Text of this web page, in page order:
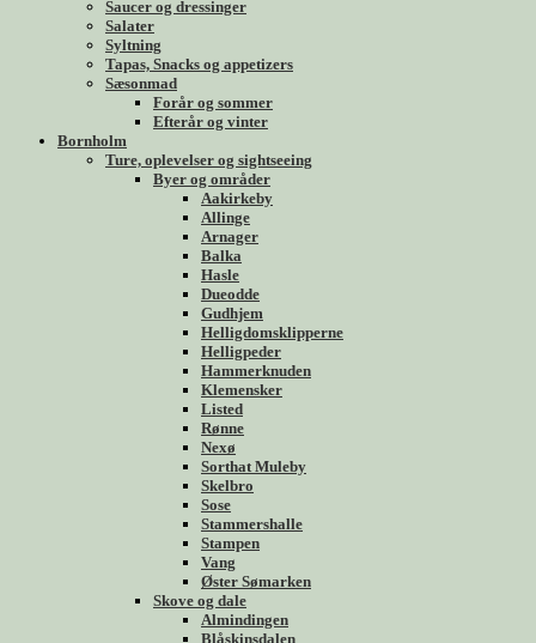
Saucer og dressinger
Salater
Syltning
Tapas, Snacks og appetizers
Sæsonmad
Forår og sommer
Efterår og vinter
Bornholm
Ture, oplevelser og sightseeing
Byer og områder
Aakirkeby
Allinge
Arnager
Balka
Hasle
Dueodde
Gudhjem
Helligdomsklipperne
Helligpeder
Hammerknuden
Klemensker
Listed
Rønne
Nexø
Sorthat Muleby
Skelbro
Sose
Stammershalle
Stampen
Vang
Øster Sømarken
Skove og dale
Almindingen
Blåskinsdalen